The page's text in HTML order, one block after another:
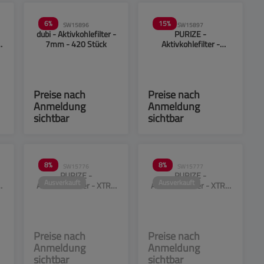
6% SW15896
dubi - Aktivkohlefilter -
7mm - 420 Stück
Preise nach
Anmeldung
sichtbar
15% SW15897
PURIZE -
Aktivkohlefilter -
Preise nach
Anmeldung
sichtbar
8%
SW15776
PURIZE -
Aktivkohlefilter - XTRA
Preise nach
Anmeldung
sichtbar
8%
SW15777
PURIZE -
Aktivkohlefilter - XTRA
Preise nach
Anmeldung
sichtbar